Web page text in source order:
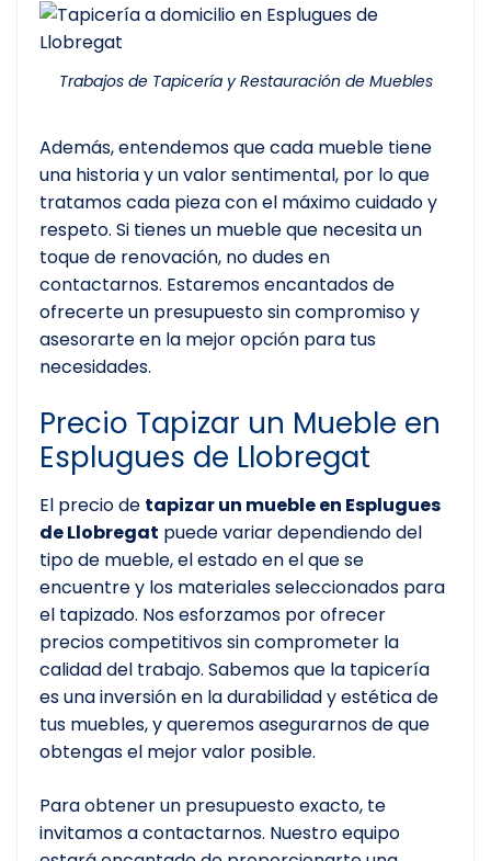
Trabajos de Tapicería y Restauración de Muebles
Además, entendemos que cada mueble tiene
una historia y un valor sentimental, por lo que
tratamos cada pieza con el máximo cuidado y
respeto. Si tienes un mueble que necesita un
toque de renovación, no dudes en
contactarnos. Estaremos encantados de
ofrecerte un presupuesto sin compromiso y
asesorarte en la mejor opción para tus
necesidades.
Precio Tapizar un Mueble en
Esplugues de Llobregat
El precio de tapizar un mueble en Esplugues
de Llobregat puede variar dependiendo del
tipo de mueble, el estado en el que se
encuentre y los materiales seleccionados para
el tapizado. Nos esforzamos por ofrecer
precios competitivos sin comprometer la
calidad del trabajo. Sabemos que la tapicería
es una inversión en la durabilidad y estética de
tus muebles, y queremos asegurarnos de que
obtengas el mejor valor posible.
Para obtener un presupuesto exacto, te
invitamos a contactarnos. Nuestro equipo